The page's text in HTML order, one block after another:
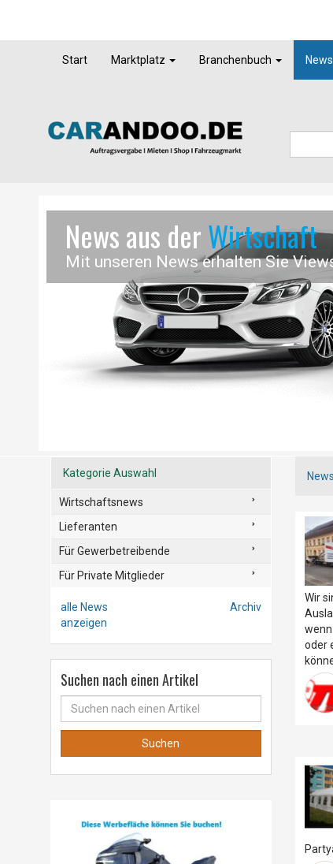
Start Marktplatz Branchenbuch News
News aus derWirtschaft
Mit unseren News erhalten Sie
News
Wir
oder
Kategorie Auswahl
Wirtschaftsnews
Lieferanten
Für Gewerbetreibende
Für Private Mitglieder
alle News
anzeigen
Archiv
Suchen nach einen Artikel